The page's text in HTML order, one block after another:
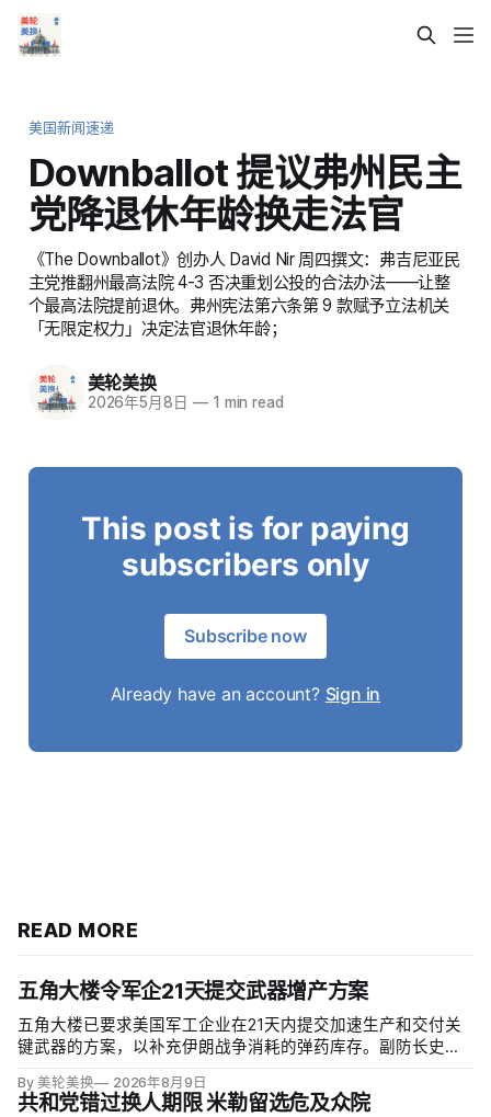
美国新闻速递
Downballot 提议弗州民主
党降退休年龄换走法官
《The Downballot》创办人 David Nir 周四撰文：弗吉尼亚民
主党推翻州最高法院 4-3 否决重划公投的合法办法——让整
个最高法院提前退休。弗州宪法第六条第 9 款赋予立法机关
「无限定权力」决定法官退休年龄；
美轮美换
2026年5月8日 —1 min read
This post is for paying
subscribers only
Subscribe now
Already have an account? Sign in
READ MORE
五角大楼令军企21天提交武器增产方案
五角大楼已要求美国军工企业在21天内提交加速生产和交付关
键武器的方案，以补充伊朗战争消耗的弹药库存。副防长史蒂
可接受，必须立即扩大产能；
By 美轮美换 2026年8月9日
共和党错过换人期限 米勒留选危及众院